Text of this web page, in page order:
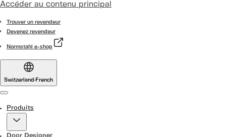
Accéder au contenu principal
Trouver un revendeur
Devenez revendeur
Normstahl e-shop
Switzerland ·French
Produits